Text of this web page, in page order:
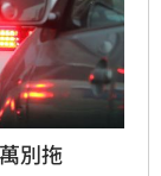
別拖